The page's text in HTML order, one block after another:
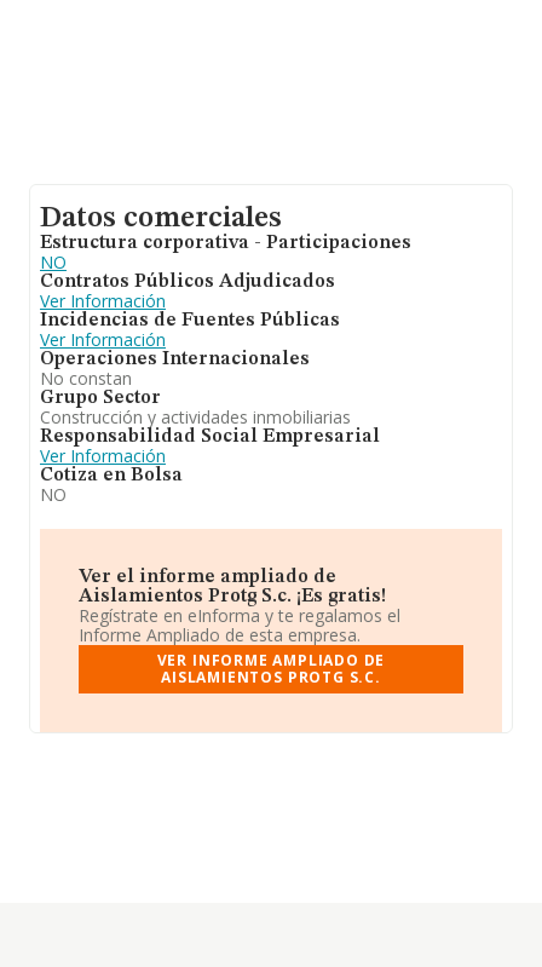
Datos comerciales
Estructura corporativa - Participaciones
NO
Contratos Públicos Adjudicados
Ver Información
Incidencias de Fuentes Públicas
Ver Información
Operaciones Internacionales
No constan
Grupo Sector
Construcción y actividades inmobiliarias
Responsabilidad Social Empresarial
Ver Información
Cotiza en Bolsa
NO
Ver el informe ampliado de
Aislamientos Protg S.c. ¡Es gratis!
Regístrate en eInforma y te regalamos el
Informe Ampliado de esta empresa.
VER INFORME AMPLIADO DE
AISLAMIENTOS PROTG S.C.